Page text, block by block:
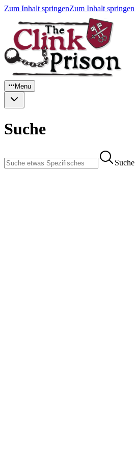
Zum Inhalt springenZum Inhalt springen
Menu
Suche
Suche